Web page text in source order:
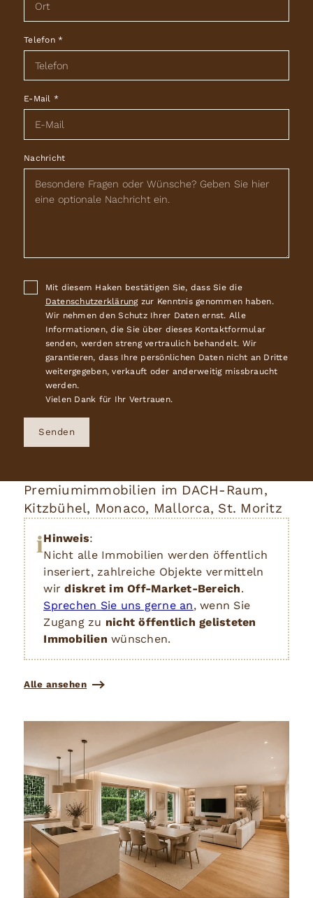
Telefon*
E-Mail *
Nachricht
Mit diesem Haken bestätigen Sie, dass Sie die
Datenschutzerklärungzur Kenntnis genommen haben.
Wir nehmen den Schutz Ihrer Daten ernst. Alle
Informationen, die Sie über dieses Kontaktformular
senden, werden streng vertraulich behandelt. Wir
garantieren, dass Ihre persönlichen Daten nicht an Dritte
weitergegeben, verkauft oder anderweitig missbraucht
werden.
Vielen Dank für Ihr Vertrauen.
Senden
Premiumimmobilien im DACH-Raum,
Kitzbühel, Monaco, Mallorca, St. Moritz
iHinweis:
Nicht alle Immobilien werden öffentlich
inseriert, zahlreiche Objekte vermitteln
wirdiskret im Off-Market-Bereich.
Sprechen Sie uns gerne an, wenn Sie
Zugang zu nicht öffentlich gelisteten
Immobilien wünschen.
Alle ansehen